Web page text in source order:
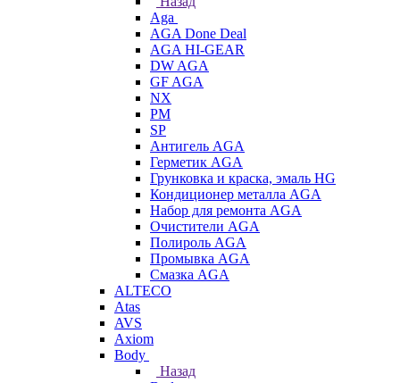
Aga
AGA Done Deal
AGA HI-GEAR
DW AGA
GF AGA
NX
PM
SP
Антигель AGA
Герметик AGA
Грунковка и краска, эмаль HG
Кондиционер металла AGA
Набор для ремонта AGA
Очистители AGA
Полироль AGA
Промывка AGA
Смазка AGA
ALTECO
Atas
AVS
Axiom
Body
Назад